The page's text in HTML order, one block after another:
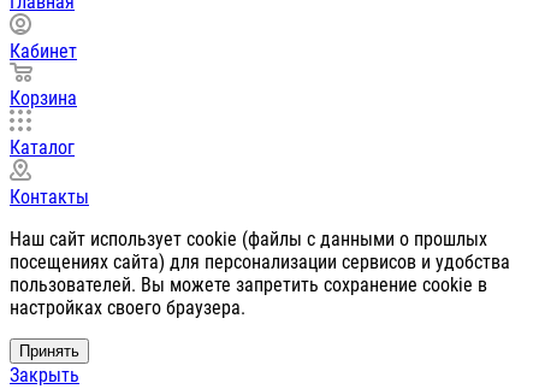
Кабинет
Корзина
Каталог
Контакты
Наш сайт использует cookie (файлы с данными о прошлых
посещениях сайта) для персонализации сервисов и удобства
пользователей. Вы можете запретить сохранение cookie в
настройках своего браузера.
Принять
Закрыть